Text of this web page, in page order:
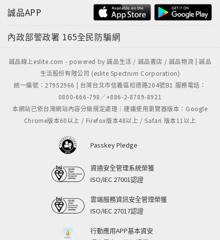
誠品APP
內政部警政署 165全民防騙網
誠品線上eslite.com - powered by 誠品生活 / 誠品書店 / 誠品物流 | 誠品
生活股份有限公司 (eslite Spectrum Corporation)
統一編號：27952966 | 台灣台北市信義區松德路204號B1 服務電話：
0800-666-798／+886-2-8789-8921
本網站已依台灣網站內容分級規定處理｜建議使用瀏覽器版本：Google
Chrome版本60以上 / Firefox版本48以上 / Safari 版本11以上
Passkey Pledge
資通安全管理系統榮獲
ISO/IEC 27001認證
雲端服務資訊安全管理榮獲
ISO/IEC 27017認證
行動應用APP基本資安